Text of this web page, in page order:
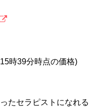
時39分時点の価格)
たセラピストになれ